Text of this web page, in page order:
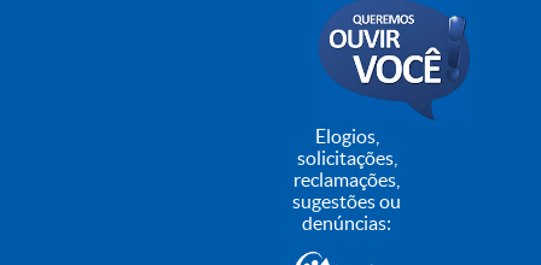
Elogios,
solicitações,
reclamações,
sugestões ou
denúncias: